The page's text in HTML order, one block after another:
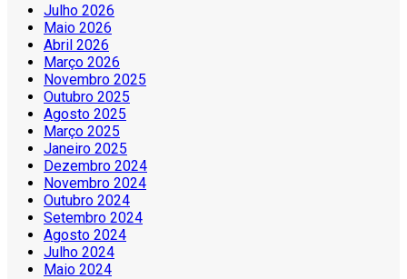
Julho 2026
Maio 2026
Abril 2026
Março 2026
Novembro 2025
Outubro 2025
Agosto 2025
Março 2025
Janeiro 2025
Dezembro 2024
Novembro 2024
Outubro 2024
Setembro 2024
Agosto 2024
Julho 2024
Maio 2024